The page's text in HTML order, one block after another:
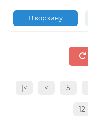
В корзину
|< < 5
12